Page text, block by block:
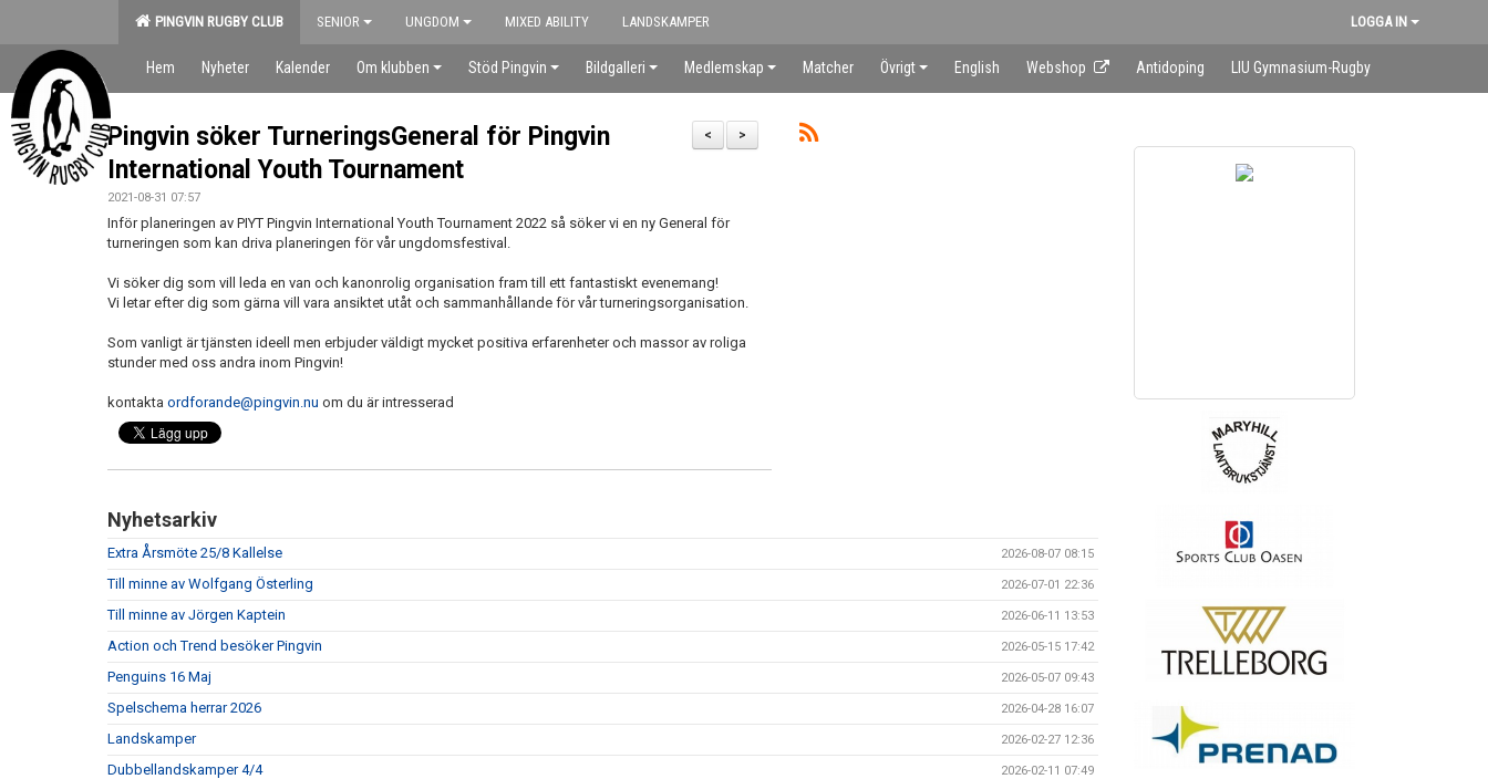
PINGVIN RUGBY CLUB SENIOR UNGDOM MIXED ABILITY LANDSKAMPER LOGGA IN
Hem Nyheter Kalender Om klubben Stöd Pingvin Bildgalleri Medlemskap Matcher Övrigt English Webshop Antidoping LIU Gymnasium-Rugby
>
<
Pingvin söker TurneringsGeneral för Pingvin
International Youth Tournament
2021-08-31 07:57
Inför planeringen av PIYT Pingvin International Youth Tournament 2022 så söker vi en ny General för
turneringen som kan driva planeringen för vår ungdomsfestival.
Vi söker dig som vill leda en van och kanonrolig organisation fram till ett fantastiskt evenemang!
Vi letar efter dig som gärna vill vara ansiktet utåt och sammanhållande för vår turneringsorganisation.
Som vanligt är tjänsten ideell men erbjuder väldigt mycket positiva erfarenheter och massor av roliga
stunder med oss andra inom Pingvin!
kontakta ordforande@pingvin.nu om du är intresserad
Nyhetsarkiv
Extra Årsmöte 25/8 Kallelse 2026-08-07 08:15
Till minne av Wolfgang Österling 2026-07-01 22:36
Till minne av Jörgen Kaptein 2026-06-11 13:53
Action och Trend besöker Pingvin 2026-05-15 17:42
Penguins 16 Maj 2026-05-07 09:43
Spelschema herrar 2026 2026-04-28 16:07
Landskamper 2026-02-27 12:36
Dubbellandskamper 4/4 2026-02-11 07:49